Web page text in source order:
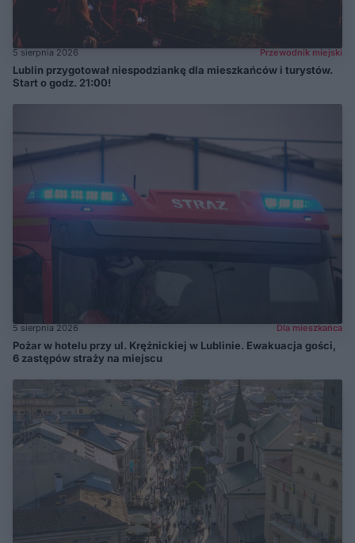
5 sierpnia 2026 Przewodnik miejski
Lublin przygotował niespodziankę dla mieszkańców i turystów.
Start o godz. 21:00!
5 sierpnia 2026 Dla mieszkańca
Pożar w hotelu przy ul. Krężnickiej w Lublinie. Ewakuacja gości,
6 zastępów straży na miejscu